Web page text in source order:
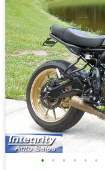
• • • • • •